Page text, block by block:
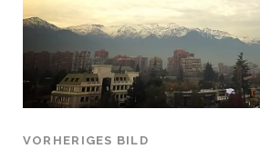
VORHERIGES BILD